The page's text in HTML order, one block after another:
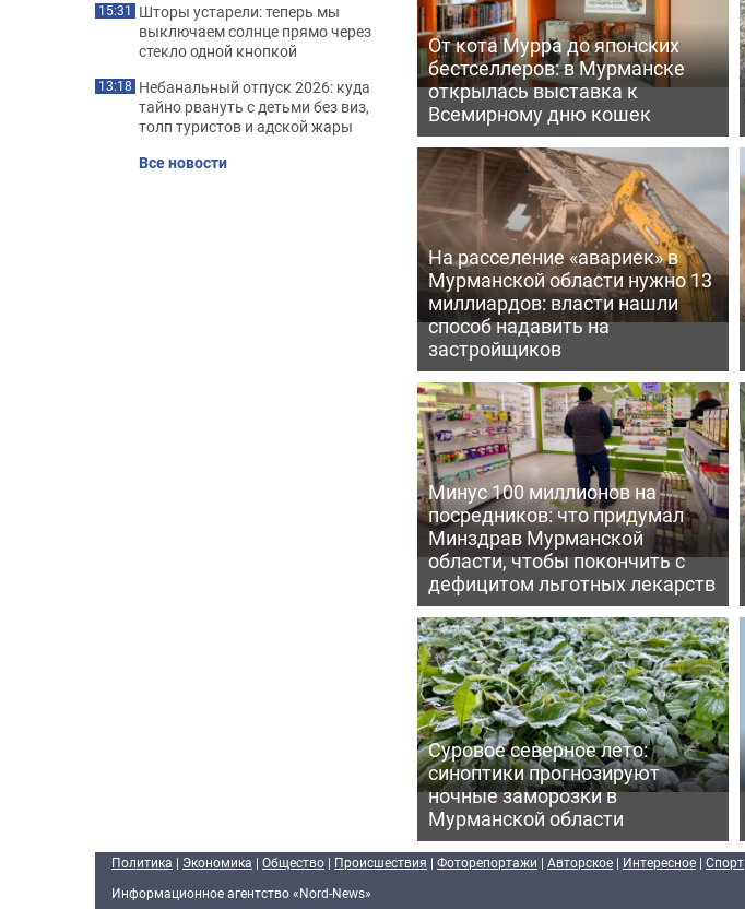
От кота Мурра до японских
бестселлеров: в Мурманске
открылась выставка к
Всемирному дню кошек
На расселение «авариек» в
Мурманской области нужно 13
миллиардов: власти нашли
способ надавить на
застройщиков
Минус 100 миллионов на
посредников: что придумал
Минздрав Мурманской
области, чтобы покончить с
дефицитом льготных лекарств
Суровое северное лето:
синоптики прогнозируют
ночные заморозки в
Мурманской области
15:31 Шторы устарели: теперь мы
выключаем солнце прямо через
стекло одной кнопкой
13:18 Небанальный отпуск 2026: куда
тайно рвануть с детьми без виз,
толп туристов и адской жары
Все новости
Политика | Экономика | Общество | Происшествия | Фоторепортажи | Авторское | Интересное | Спорт
Информационное агентство «Nord-News»